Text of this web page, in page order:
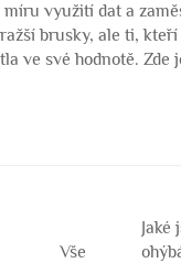
využití dat a
brusky, ale ti,
ve své hodnotě. Zde
Vše
Jaké